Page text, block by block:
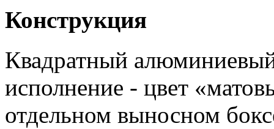
Конструкция
Квадратный
исполнение - цвет
отдельном выносном